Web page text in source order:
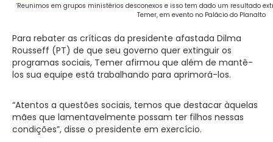
‘Reunimos em grupos ministérios desconexos e isso tem dado um resultado
Temer, em evento no Palácio do Planalto
Para rebater as críticas da presidente afastada Dilma
Rousseff (PT) de que seu governo quer extinguir os
programas sociais, Temer afirmou que além de mantê-
los sua equipe está trabalhando para aprimorá-los.
“Atentos a questões sociais, temos que destacar àquelas
mães que lamentavelmente possam ter filhos nessas
condições”, disse o presidente em exercício.